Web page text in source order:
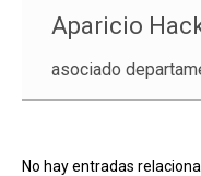
Aparicio
asociado
No hay entradas